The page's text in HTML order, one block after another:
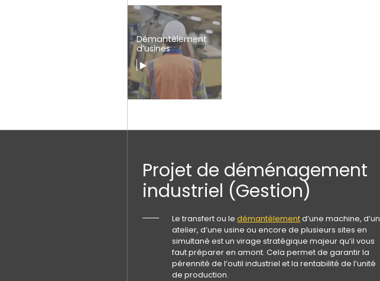
Démantèlement
d’usines
Projet de déménagement
industriel (Gestion)
Le transfert ou le démantèlementd’une machine, d’un
atelier, d’une usine ou encore de plusieurs sites en
simultané est un virage stratégique majeur qu’il vous
faut préparer en amont. Cela permet de garantir la
pérennité de l’outil industriel et la rentabilité de l’unité
de production.